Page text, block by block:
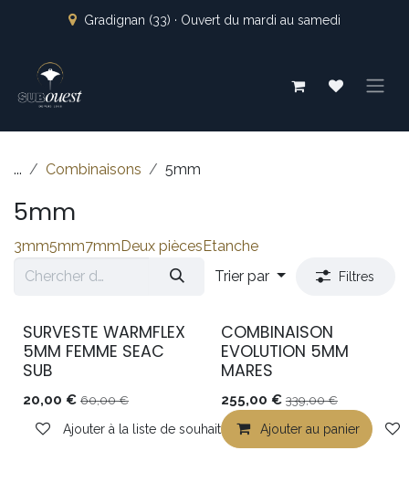
Se rendre au contenu
Gradignan (33) · Ouvert du mardi au samedi
... Combinaisons 5mm
5mm
3mm5mm7mmDeux piècesEtanche
Trier par
Filtres
DESTOCKAGE
SURVESTE WARMFLEX
5MM FEMME SEAC
SUB
20,00 € 60,00€
Ajouter à la liste de souhaits
DESTOCKAGE
COMBINAISON
EVOLUTION 5MM
MARES
255,00 € 339,00€
Ajouter au panier